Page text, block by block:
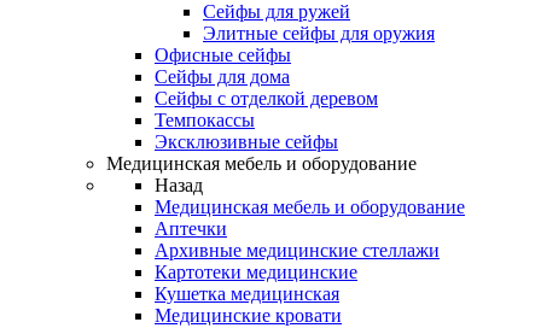
Сейфы для ружей
Элитные сейфы для оружия
Офисные сейфы
Сейфы для дома
Сейфы с отделкой деревом
Темпокассы
Эксклюзивные сейфы
Медицинская мебель и оборудование
Назад
Медицинская мебель и оборудование
Аптечки
Архивные медицинские стеллажи
Картотеки медицинские
Кушетка медицинская
Медицинские кровати